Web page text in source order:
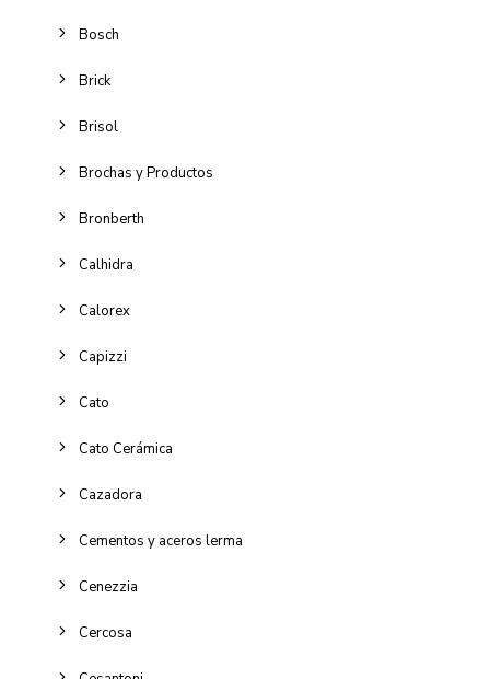
Bosch
Brick
Brisol
Brochas y Productos
Bronberth
Calhidra
Calorex
Capizzi
Cato
Cato Cerámica
Cazadora
Cementos y aceros lerma
Cenezzia
Cercosa